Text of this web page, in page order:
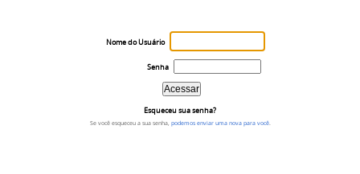
Nome do Usuário
Senha
Esqueceu sua senha?
Se você esqueceu a sua senha, podemos enviar uma nova para você.